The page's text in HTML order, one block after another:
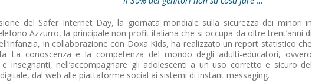
del Safer Internet Day, la giornata mondiale sulla sicurezza dei minori in
Azzurro, la principale non profit italiana che si occupa da oltre trent’anni di
in collaborazione con Doxa Kids, ha realizzato un report statistico che
La conoscenza e la competenza del mondo degli adulti-educatori, ovvero
e insegnanti, nell’accompagnare gli adolescenti a un uso corretto e sicuro del
dal web alle piattaforme social ai sistemi di instant messaging.